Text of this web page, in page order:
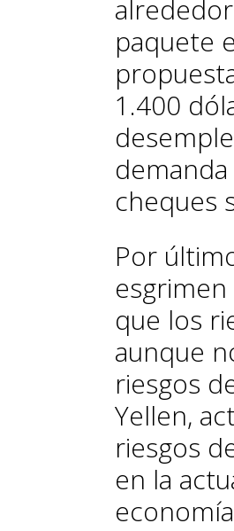
paquete
1.400
cheques
Por
que los
aunque
riesgos
Yellen,
riesgos
en la